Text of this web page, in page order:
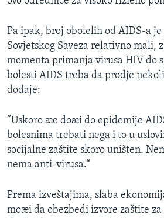
Pa ipak, broj obolelih od AIDS-a
Sovjetskog Saveza relativno mali,
momenta primanja virusa HIV do
bolesti AIDS treba da prodje
dodaje:
”Uskoro æe doæi do epidemije
bolesnima trebati nega i to u
socijalne zaštite skoro uništen.
nema anti-virusa.“
Prema izveštajima, slaba
moæi da obezbedi izvore zaštite